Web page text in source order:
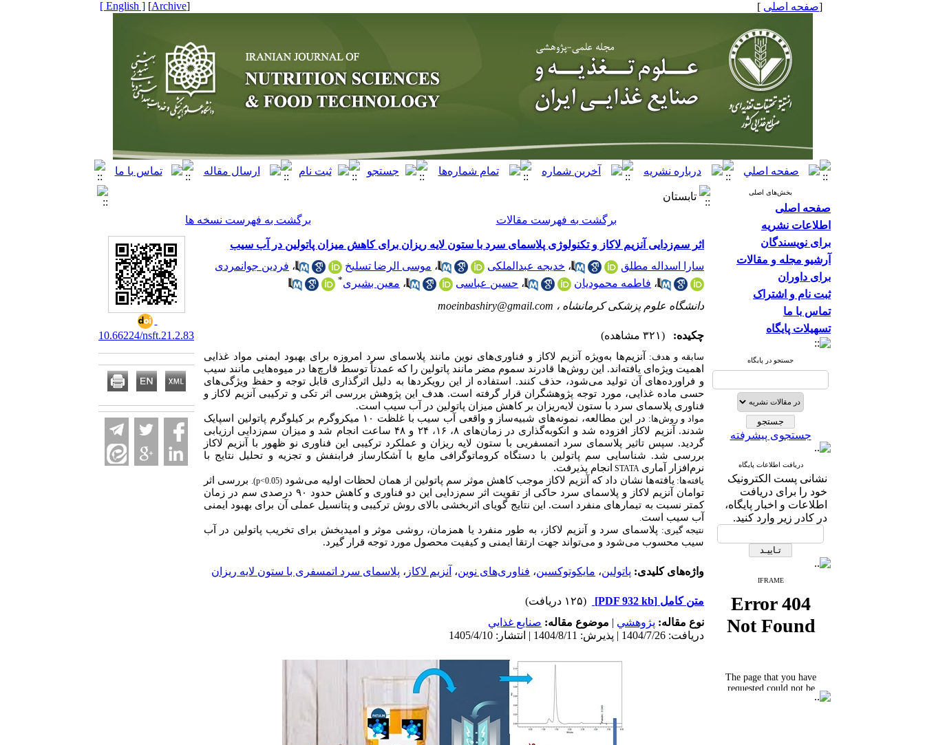
[صفحه اصلی ]
[
Archive
]
[ English ]
بخش‌های اصلی
صفحه اصلی
اطلاعات نشریه
برای نویسندگان
آرشیو مجله و مقالات
برای داوران
ثبت نام و اشتراک
تماس با ما
تسهیلات پایگاه
جستجو در پایگاه
جستجوی پیشرفته
دریافت اطلاعات پایگاه
نشانی پست الکترونیک
خود را برای دریافت
اطلاعات و اخبار پایگاه،
در کادر زیر وارد کنید.
IFRAME
تابستان
برگشت به فهرست مقالات
برگشت به فهرست نسخه ها
اثر سم‌زدایی آنزیم لاکاز و تکنولوژی پلاسمای سرد با ستون لایه ریزان برای کاهش میزان پاتولین در آب سیب
سارا اسداله مطلق
، خدیجه عبدالملکی ، موسی الرضا تسلیخ ، فردین جوانمردی
، فاطمه محمودیان ، حسین عباسی ، معین بشیری*
دانشگاه علوم پزشکی کرمانشاه ، moeinbashiry@gmail.com
چکیده: (۳۲۱ مشاهده)
سابقه و هدف:
آنزیم‌ها به‌ویژه آنزیم لاکاز و فناوری‌های نوین مانند پلاسمای سرد امروزه برای بهبود ایمنی مواد غذایی
اهمیت ویژه‌ای یافته‌اند. این روش‌ها قادرند سموم مضر مانند پاتولین را که عمدتاً توسط قارچ‌ها در میوه‌هایی مانند سیب
و فراورده‌های آن تولید می‌شود، حذف کنند. استفاده از این رویکردها به دلیل اثرگذاری قابل توجه و حفظ ویژگی‌های
حسی ماده غذایی، مورد توجه پژوهشگران قرار گرفته است. هدف این پژوهش بررسی اثر تکی و ترکیبی آنزیم لاکاز و
فناوری پلاسمای سرد با ستون لایه‌ریز ان بر کاهش میزان پاتولین در آب سیب است.
مواد و روشها:
در این مطالعه، نمونه‌های شبیه‌ساز و واقعی آب سیب با غلظت ۱۰ میکروگرم بر کیلوگرم پاتولین اسپایک
شدند. آنزیم لاکاز افزوده شد و انکوبه‌گذاری در زمان‌های ۸، ۱۶، ۲۴ و ۴۸ ساعت انجام شد و میزان سم‌زدایی ارزیابی
گردید. سپس تاثیر پلاسمای سرد اتمسفریی با ستون لایه ریزان و عملکرد ترکیبی این فناوری نو ظهور با آنزیم لاکاز
بررسی شد. شناسایی سم پاتولین با دستگاه کروماتوگرافی مایع با آشکارساز فرابنفش و تجزیه و تحلیل نتایج با
نرم‌افزار آماری STATA انجام پذیرفت.
یافتهها: یافته‌ها نشان داد که آنزیم لاکاز موجب کاهش موثر سم پاتولین از همان لحظات اولیه میشود .(p<0.05) بررسی اثر
توامان آنزیم لاکاز و پلاسمای سرد حاکی از تقویت اثر سم
زدایی این دو فناوری و کاهش حدود ۹۰ درصدی سم در زمان
کمتر نسبت به تیمارهای منفرد است. این نتایج گویای اثربخشی بالای روش ترکیبی و پتانسیل عملی آن برای بهبود ایمنی
آب سیب است.
نتیجه گیری: پلاسمای سرد و آنزیم لاکاز، به طور منفرد یا همزمان، روشی موثر و امیدبخش برای تخریب پاتولین در آب
سیب محسوب می‌شود و می‌تواند جهت ارتقا ایمنی و کیفیت محصول مورد توجه قرار گیرد.
واژه‌های کلیدی: پاتولین، مایکوتوکسین، فناوری‌های نوین، آنزیم لاکاز ، پلاسمای سرد اتمسفری با ستون لایه ریزان
متن کامل [PDF 932 kb]
(۱۲۵ دریافت)
نوع مقاله: پژوهشي | موضوع مقاله: صنايع غذايي
دریافت: 1404/7/26 | پذیرش: 1404/8/11 | انتشار: 1405/4/10
10.66224/nsft.21.2.83